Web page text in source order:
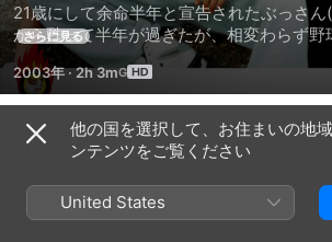
21歳にして余命半年と宣告されたぶっさ
から甦って半年が過ぎたが、相変わらず野
れるいつもと変わらない毎日を送っている
模なロックフェスティバルが木更津で開催
て、出演アーティスト・氣志團(氣志團)の
メンバーもぶっさん作詞作曲のラブソング
定する。そんな中、みんなの前に死んだは
太)が突然現れ、キャッツたちは大騒ぎ。
口智充)は出所した猫田(阿部サダヲ)を店長
国パブに改装。そこで働く韓国人・ユッケ
さらに見る
2003年·2h 3m
予告編
他の国を選択して、お住まいの地
ンテンツをご覧ください
United States